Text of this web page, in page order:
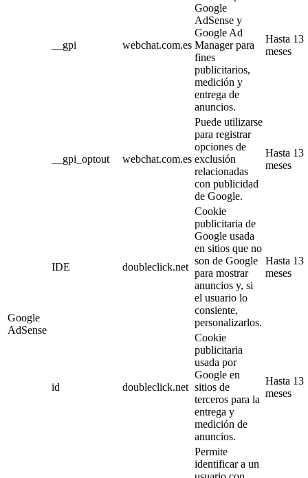
Google
AdSense
__gpi webchat.com.es
Google
AdSense y
Google Ad
Manager para
fines
publicitarios,
medición y
entrega de
anuncios.
Hasta 13
meses
__gpi_optout webchat.com.es
Puede utilizarse
para registrar
opciones de
exclusión
relacionadas
con publicidad
de Google.
Hasta 13
meses
IDE doubleclick.net
Cookie
publicitaria de
Google usada
en sitios que no
son de Google
para mostrar
anuncios y, si
el usuario lo
consiente,
personalizarlos.
Hasta 13
meses
id doubleclick.net
Cookie
publicitaria
usada por
Google en
sitios de
terceros para la
entrega y
medición de
anuncios.
Hasta 13
meses
Permite
identificar a un